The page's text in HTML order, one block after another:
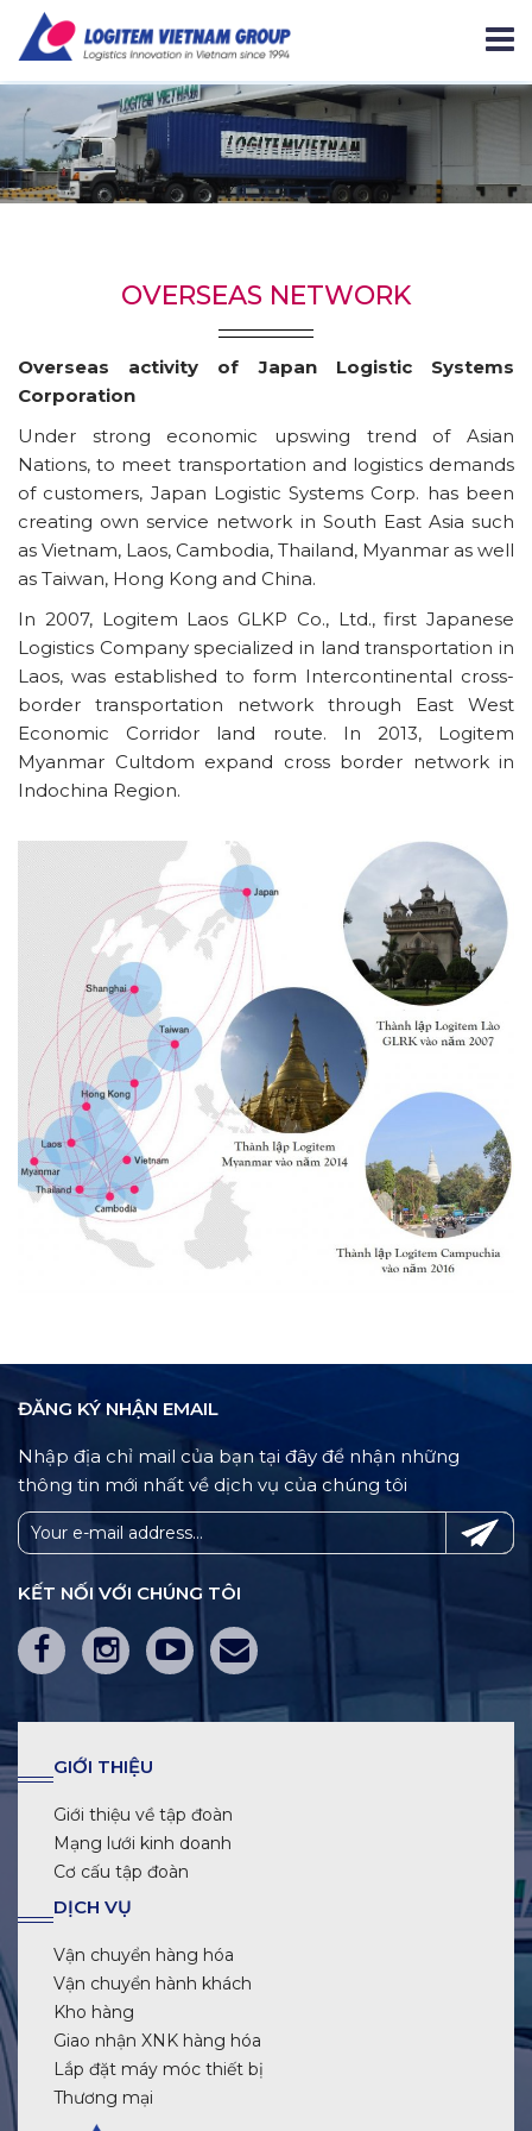
OVERSEAS NETWORK
Overseas activity of Japan Logistic Systems
Corporation
Under strong economic upswing trend of Asian
Nations, to meet transportation and logistics demands
of customers, Japan Logistic Systems Corp. has been
creating own service network in South East Asia such
as Vietnam, Laos, Cambodia, Thailand, Myanmar as well
as Taiwan, Hong Kong and China.
In 2007, Logitem Laos GLKP Co., Ltd., first Japanese
Logistics Company specialized in land transportation in
Laos, was established to form Intercontinental cross-
border transportation network through East West
Economic Corridor land route. In 2013, Logitem
Myanmar Cultdom expand cross border network in
Indochina Region.
ĐĂNG KÝ NHẬN EMAIL
Nhập địa chỉ mail của bạn tại đây để nhận những
thông tin mới nhất về dịch vụ của chúng tôi
KẾT NỐI VỚI CHÚNG TÔI
GIỚI THIỆU
Giới thiệu về tập đoàn
Mạng lưới kinh doanh
Cơ cấu tập đoàn
DỊCH VỤ
Vận chuyển hàng hóa
Vận chuyển hành khách
Kho hàng
Giao nhận XNK hàng hóa
Lắp đặt máy móc thiết bị
Thương mại